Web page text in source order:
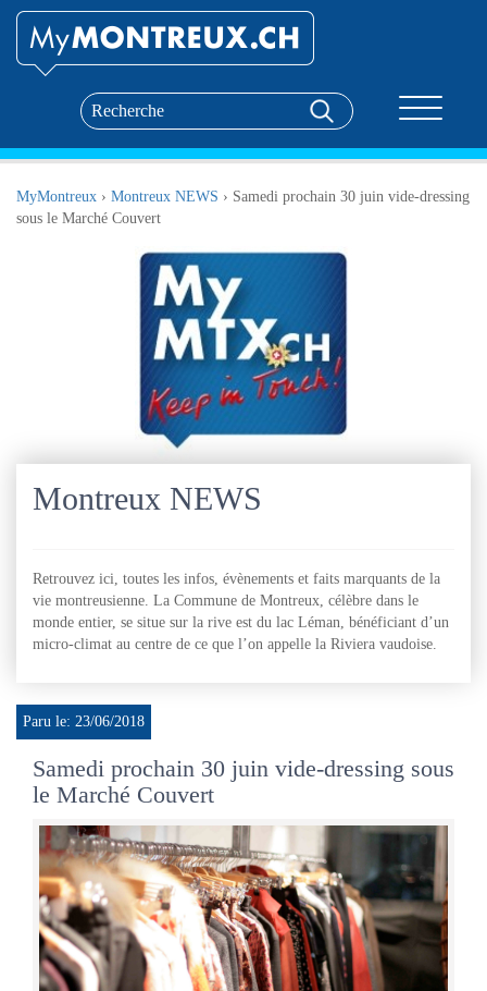
MyMontreux › Montreux NEWS › Samedi prochain 30 juin vide-dressing
sous le Marché Couvert
Montreux NEWS
Retrouvez ici, toutes les infos, évènements et faits marquants de la
vie montreusienne. La Commune de Montreux, célèbre dans le
monde entier, se situe sur la rive est du lac Léman, bénéficiant d’un
micro-climat au centre de ce que l’on appelle la Riviera vaudoise.
Paru le: 23/06/2018
Samedi prochain 30 juin vide-dressing sous
le Marché Couvert